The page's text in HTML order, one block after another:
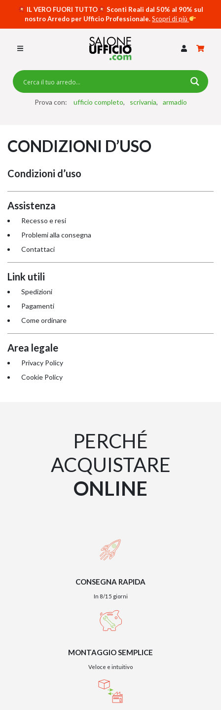
IL VERO FUORI TUTTO
Sconti Reali dal 50% al 90% sul
nostro Arredo per Ufficio Professionale.Scopri di più
Prova con: ufficio completo scrivania armadio
SCRIVANIE SPECIAL DESK
CASSETTIERE
ARMADI
ACCESSORI
CONDIZIONI D’USO
Condizioni d’uso
Assistenza
Recesso e resi
Problemi alla consegna
Contattaci
Link utili
Spedizioni
Pagamenti
Come ordinare
Area legale
Privacy Policy
Cookie Policy
PERCHÉ
ACQUISTARE
ONLINE
CONSEGNA RAPIDA
In 8/15 giorni
MONTAGGIO SEMPLICE
Veloce e intuitivo